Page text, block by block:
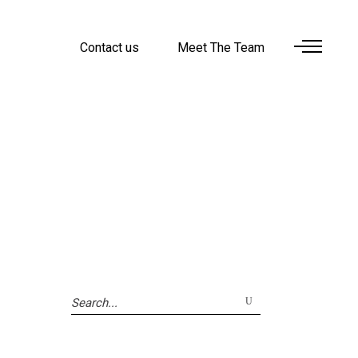
Contact us Meet The Team
Search
for: